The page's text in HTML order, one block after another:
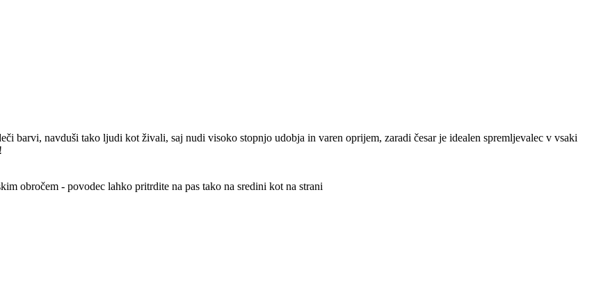
barvi, navduši tako ljudi kot živali, saj nudi visoko stopnjo udobja in varen oprijem, zaradi česar je idealen spremljevalec v vsaki
obročem - povodec lahko pritrdite na pas tako na sredini kot na strani